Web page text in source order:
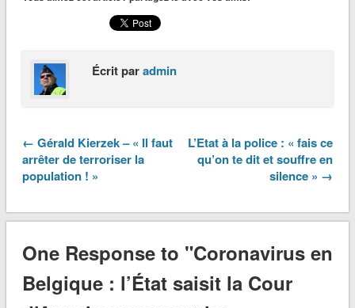
Écrit paradmin
← Gérald Kierzek – « Il faut
arrêter de terroriser la
population ! »
L’Etat à la police : « fais ce
qu’on te dit et souffre en
silence » →
One Response to "Coronavirus en
Belgique : l’État saisit la Cour